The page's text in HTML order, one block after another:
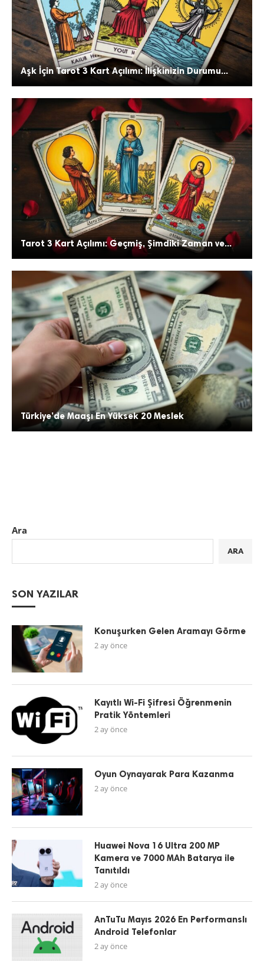
Aşk İçin Tarot 3 Kart Açılımı: İlişkinizin Durumu...
Tarot 3 Kart Açılımı: Geçmiş, Şimdiki Zaman ve...
Türkiye’de Maaşı En Yüksek 20 Meslek
Ara
ARA
SON YAZILAR
Konuşurken Gelen Aramayı Görme
2 ay önce
Kayıtlı Wi-Fi Şifresi Öğrenmenin
Pratik Yöntemleri
2 ay önce
Oyun Oynayarak Para Kazanma
2 ay önce
Huawei Nova 16 Ultra 200 MP
Kamera ve 7000 MAh Batarya ile
Tanıtıldı
2 ay önce
AnTuTu Mayıs 2026 En Performanslı
Android Telefonlar
2 ay önce